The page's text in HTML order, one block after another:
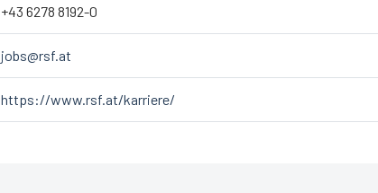
+43 6278 8192-0
jobs@rsf.at
https://www.rsf.at/karriere/